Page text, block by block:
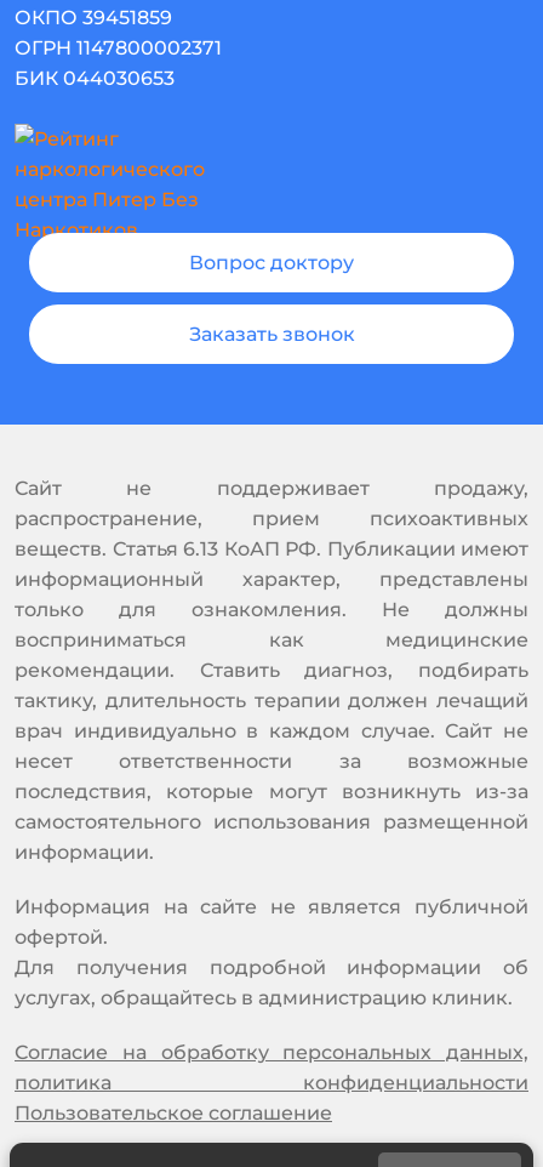
ОКПО 39451859
ОГРН 1147800002371
БИК 044030653
Вопрос доктору
Заказать звонок
Сайт не поддерживает продажу,
распространение, прием психоактивных
веществ. Статья 6.13 КоАП РФ. Публикации имеют
информационный характер, представлены
только для ознакомления. Не должны
восприниматься как медицинские
рекомендации. Ставить диагноз, подбирать
тактику, длительность терапии должен лечащий
врач индивидуально в каждом случае. Сайт не
несет ответственности за возможные
последствия, которые могут возникнуть из-за
самостоятельного использования размещенной
информации.
Информация на сайте не является публичной
офертой.
Для получения подробной информации об
услугах, обращайтесь в администрацию клиник.
Согласие на обработку персональных данных,
политика конфиденциальности
Пользовательское соглашение